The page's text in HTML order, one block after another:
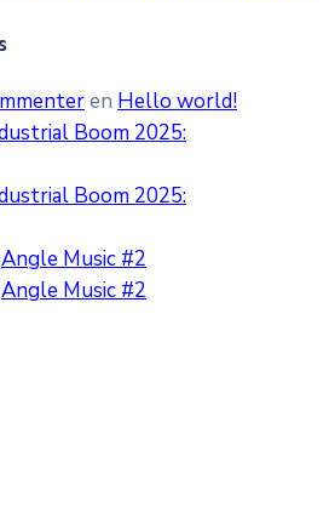
en Hello world!
Boom 2025:
Boom 2025:
Angle Music #2
Angle Music #2